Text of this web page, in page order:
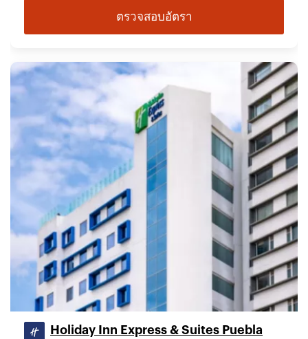
ตรวจสอบอัตรา
Holiday Inn Express & Suites Puebla